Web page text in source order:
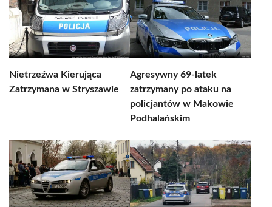
Nietrzeźwa Kierująca
Zatrzymana w Stryszawie
Agresywny 69-latek
zatrzymany po ataku na
policjantów w Makowie
Podhalańskim